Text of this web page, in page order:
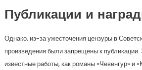
Публикации и
Однако, из-за ужесточения цензуры в
произведения были запрещены к
известные работы, как романы «Чевенгур» и